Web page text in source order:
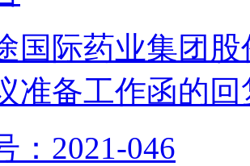
国际药业集团
准备工作函的回
：2021-046